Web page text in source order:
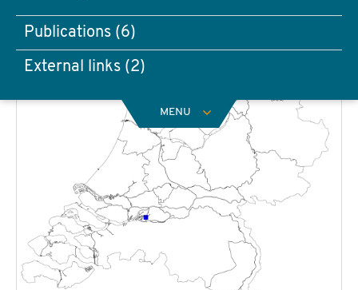
Publications (6)
External links (2)
MENU